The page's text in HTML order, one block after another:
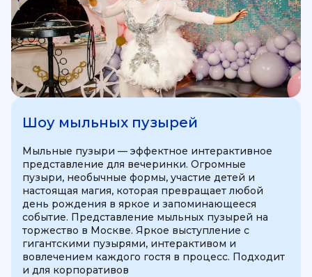
Шоу мыльных пузырей
Мыльные пузыри — эффектное интерактивное
представление для вечеринки. Огромные
пузыри, необычные формы, участие детей и
настоящая магия, которая превращает любой
день рождения в яркое и запоминающееся
событие. Представление мыльных пузырей на
торжество в Москве. Яркое выступление с
гигантскими пузырями, интерактивом и
вовлечением каждого гостя в процесс. Подходит
и для корпоративов